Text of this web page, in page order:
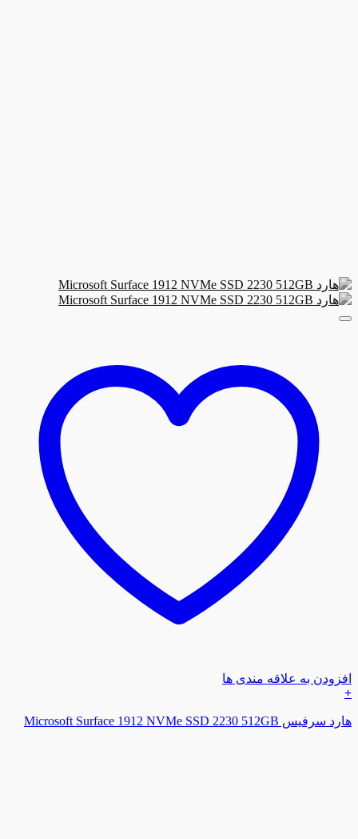
افزودن به علاقه مندی ها
+
هارد سرفیس Microsoft Surface 1912 NVMe SSD 2230 512GB